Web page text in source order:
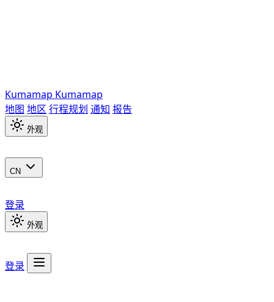
Kumamap Kumamap
地图 地区 行程规划 通知 报告
外观
CN
登录
外观
登录